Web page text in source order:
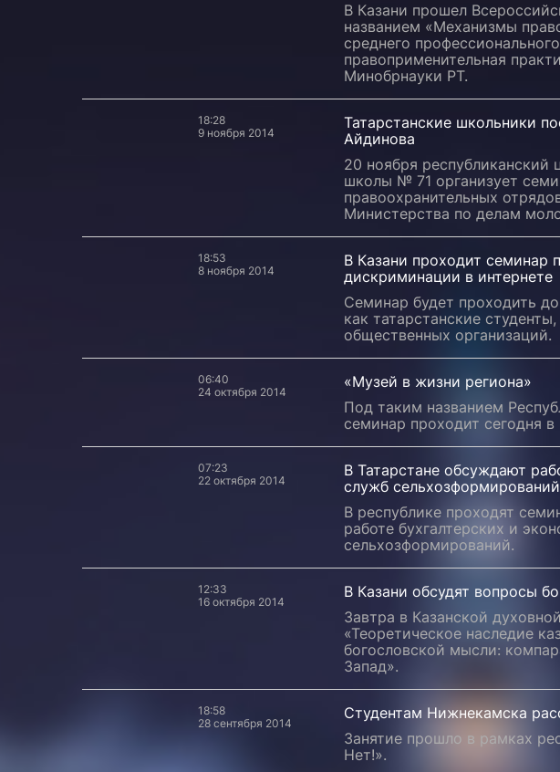
В Казани прошел
названием «Механизмы
среднего
правоприменительная
Минобрнауки РТ.
18:28
9 ноября 2014
Татарстанские школьники
Айдинова
20 ноября республиканский
школы № 71 организует
правоохранительных
Министерства по делам
18:53
8 ноября 2014
В Казани проходит семинар
дискриминации в интернете
Семинар будет проходить
как татарстанские
общественных организаций.
06:40
24 октября 2014
«Музей в жизни региона»
Под таким названием
семинар проходит сегодня в
07:23
22 октября 2014
В Татарстане обсуждают
служб сельхозформирований
В республике проходят
работе бухгалтерских и
сельхозформирований.
12:33
16 октября 2014
В Казани обсудят вопросы
Завтра в Казанской
«Теоретическое наследие
богословской мысли:
Запад».
18:58
28 сентября 2014
Студентам Нижнекамска
Занятие прошло в рамках
Нет!».